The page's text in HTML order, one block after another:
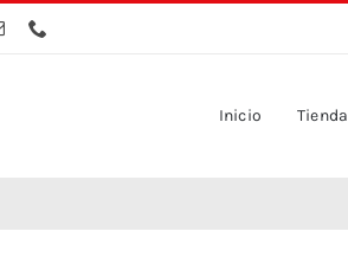
Inicio Tienda